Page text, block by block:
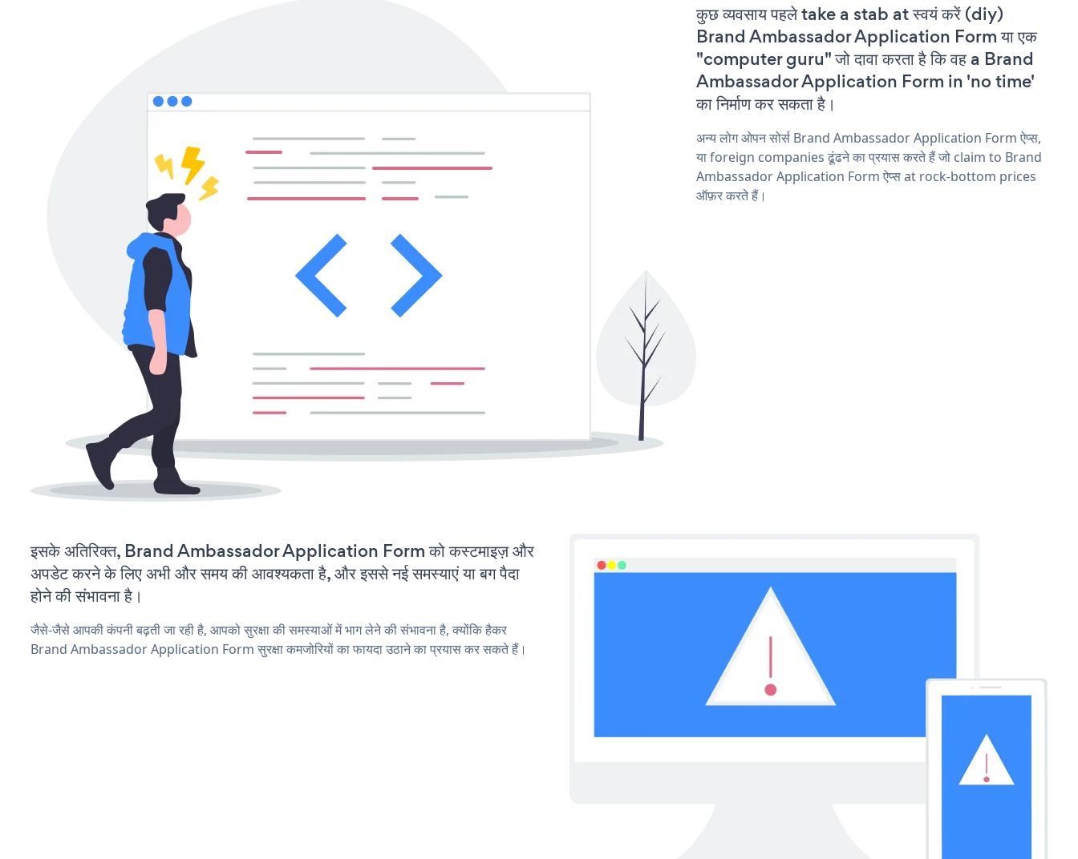
कुछ व्यवसाय पहले take a stab at स्वयं करें (diy)
Brand Ambassador Application Form या एक
"computer guru" जो दावा करता है कि वह a Brand
Ambassador Application Form in 'no time'
का निर्माण कर सकता है।
अन्य लोग ओपन सोर्स Brand Ambassador Application Form ऐप्स,
या foreign companies ढूंढने का प्रयास करते हैं जो claim to Brand
Ambassador Application Form ऐप्स at rock-bottom prices
ऑफ़र करते हैं।
इसके अतिरिक्त, Brand Ambassador Application Form को कस्टमाइज़ और
अपडेट करने के लिए अभी और समय की आवश्यकता है, और इससे नई समस्याएं या बग पैदा
होने की संभावना है।
जैसे-जैसे आपकी कंपनी बढ़ती जा रही है, आपको सुरक्षा की समस्याओं में भाग लेने की संभावना है, क्योंकि हैकर
Brand Ambassador Application Form सुरक्षा कमजोरियों का फायदा उठाने का प्रयास कर सकते हैं।